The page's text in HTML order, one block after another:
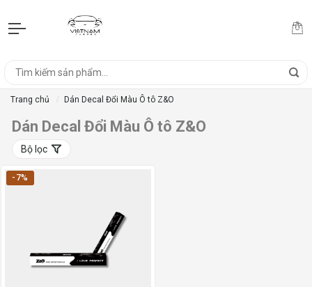
Trang chủ Dán Decal Đổi Màu Ô tô Z&O
Dán Decal Đổi Màu Ô tô Z&O
Bộ lọc
-7%